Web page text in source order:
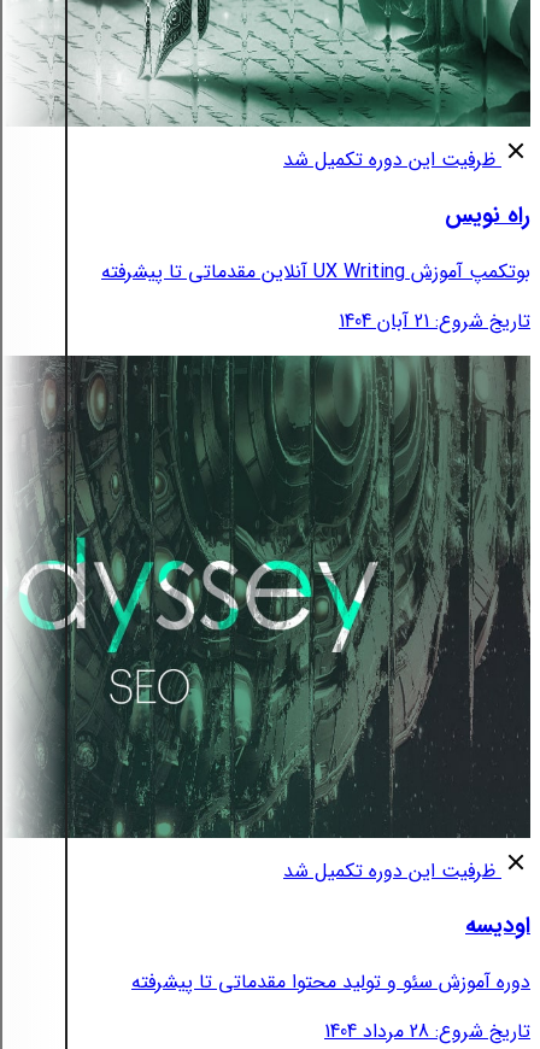
ظرفیت این دوره تکمیل شد
راه نویس
بوتکمپ آموزش UX Writing آنلاین مقدماتی تا پیشرفته
تاریخ شروع: 21 آبان 1404
ظرفیت این دوره تکمیل شد
اودیسه
دوره آموزش سئو و تولید محتوا مقدماتی تا پیشرفته
تاریخ شروع: 28 مرداد 1404